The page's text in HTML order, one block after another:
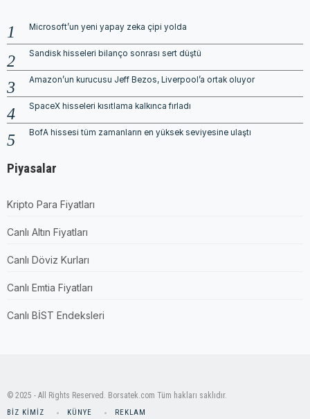
Microsoft’un yeni yapay zeka çipi yolda
Sandisk hisseleri bilanço sonrası sert düştü
Amazon’un kurucusu Jeff Bezos, Liverpool’a ortak oluyor
SpaceX hisseleri kısıtlama kalkınca fırladı
BofA hissesi tüm zamanların en yüksek seviyesine ulaştı
Piyasalar
Kripto Para Fiyatları
Canlı Altın Fiyatları
Canlı Döviz Kurları
Canlı Emtia Fiyatları
Canlı BİST Endeksleri
© 2025 - All Rights Reserved. Borsatek.com Tüm hakları saklıdır.
BIZ KIMIZ KÜNYE REKLAM